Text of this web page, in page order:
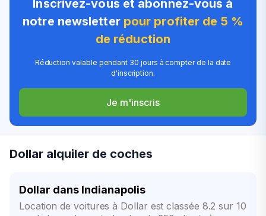
Inscrivez-vous et abonnez-vous à
notre newsletter pour profiter de 5 %
de réduction
Réduction valable pendant 30 jours à compter de la date
d'inscription.
Je m'inscris
Dollar alquiler de coches
Dollar dans Indianapolis
Location de voitures à Dollar est classée 8.2 sur 10